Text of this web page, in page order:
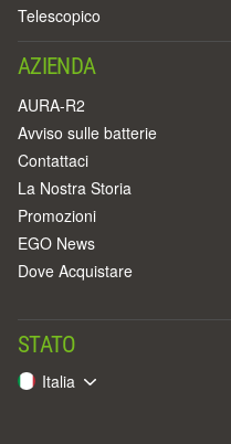
Telescopico
AZIENDA
AURA-R2
Avviso sulle batterie
Contattaci
La Nostra Storia
Promozioni
EGO News
Dove Acquistare
STATO
Italia